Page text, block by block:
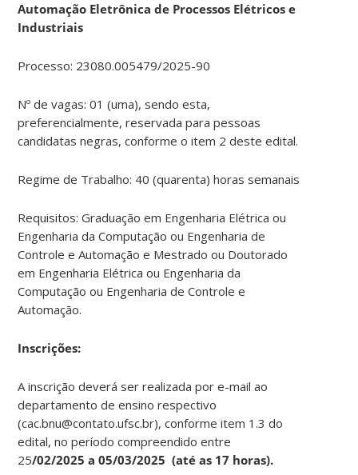
Automação Eletrônica de Processos Elétricos e
Industriais
Processo: 23080.005479/2025-90
Nº de vagas: 01 (uma), sendo esta,
preferencialmente, reservada para pessoas
candidatas negras, conforme o item 2 deste edital.
Regime de Trabalho: 40 (quarenta) horas semanais
Requisitos: Graduação em Engenharia Elétrica ou
Engenharia da Computação ou Engenharia de
Controle e Automação e Mestrado ou Doutorado
em Engenharia Elétrica ou Engenharia da
Computação ou Engenharia de Controle e
Automação.
Inscrições:
A inscrição deverá ser realizada por e-mail ao
departamento de ensino respectivo
(cac.bnu@contato.ufsc.br), conforme item 1.3 do
edital, no período compreendido entre
25/02/2025 a 05/03/2025 (até as 17 horas).